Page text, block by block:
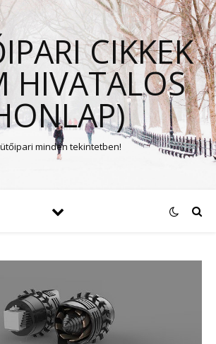
CIKKEK
HIVATALOS
minden tekintetben!